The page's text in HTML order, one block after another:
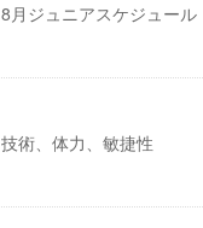
8月ジュニアスケジュール
技術、体力、敏捷性